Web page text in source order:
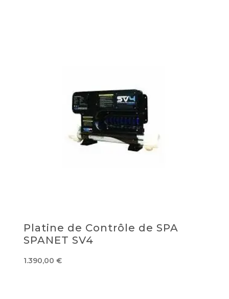
Platine de Contrôle de SPA
SPANET SV4
1.390,00 €